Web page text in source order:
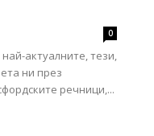
0
актуалните, тези,
ни през
речници,...